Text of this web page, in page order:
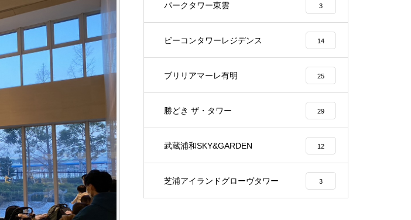
パークタワー東雲 3
ビーコンタワーレジデンス 14
ブリリアマーレ有明 25
勝どき ザ・タワー 29
武蔵浦和SKY&GARDEN 12
芝浦アイランドグローヴタワー 3